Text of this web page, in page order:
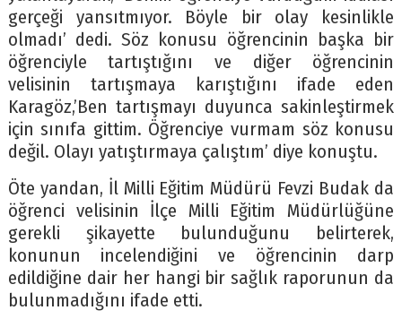
gerçeği yansıtmıyor. Böyle bir olay kesinlikle
olmadı’ dedi. Söz konusu öğrencinin başka bir
öğrenciyle tartıştığını ve diğer öğrencinin
velisinin tartışmaya karıştığını ifade eden
Karagöz,’Ben tartışmayı duyunca sakinleştirmek
için sınıfa gittim. Öğrenciye vurmam söz konusu
değil. Olayı yatıştırmaya çalıştım’ diye konuştu.
Öte yandan, İl Milli Eğitim Müdürü Fevzi Budak da
öğrenci velisinin İlçe Milli Eğitim Müdürlüğüne
gerekli şikayette bulunduğunu belirterek,
konunun incelendiğini ve öğrencinin darp
edildiğine dair her hangi bir sağlık raporunun da
bulunmadığını ifade etti.